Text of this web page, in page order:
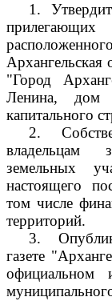
1.
Архангельская
"Город
Ленина, дом
капитального
2.
владельцам
земельных
настоящего
том числе
территорий.
3.
газете
официальном